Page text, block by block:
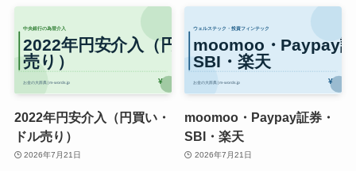
2022年円安介入（円買い・
ドル売り）
2026年7月21日
moomoo・Paypay証券・
SBI・楽天
2026年7月21日